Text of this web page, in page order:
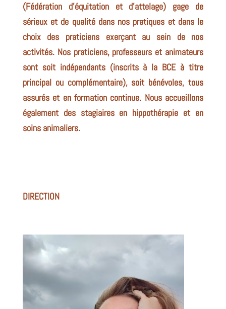
(Fédération d’équitation et d’attelage) gage de
sérieux et de qualité dans nos pratiques et dans le
choix des praticiens exerçant au sein de nos
activités. Nos praticiens, professeurs et animateurs
sont soit indépendants (inscrits à la BCE à titre
principal ou complémentaire), soit bénévoles, tous
assurés et en formation continue. Nous accueillons
également des stagiaires en hippothérapie et en
soins animaliers.
DIRECTION